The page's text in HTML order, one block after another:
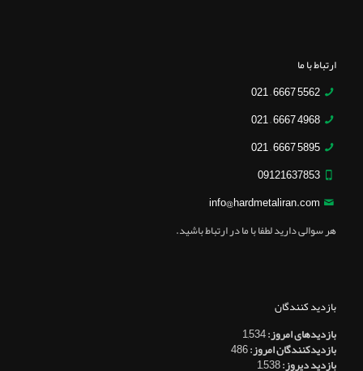
ارتباط با ما
5562 6667 – 021
4968 6667 – 021
5895 6667 – 021
09121637853
info@hardmetaliran.com
هر سوالی دارید لطفا با ما در ارتباط باشید.
بازدید کنندگان
بازدیدهای امروز:1,534
بازدیدکنندگان امروز:486
بازدید دیروز:1,538